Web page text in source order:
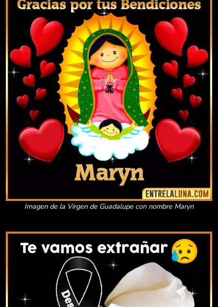
Imagen de la Virgen de Guadalupe con nombre Maryn